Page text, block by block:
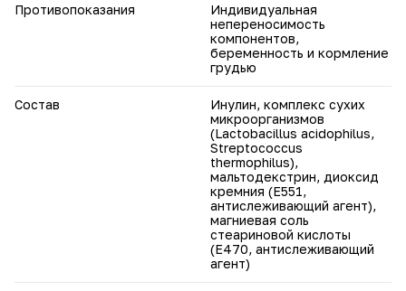
Противопоказания
Индивидуальная
непереносимость
компонентов,
беременность и кормление
грудью
Состав
Инулин, комплекс сухих
микроорганизмов
(Lactobacillus acidophilus,
Streptococcus
thermophilus),
мальтодекстрин, диоксид
кремния (Е551,
антислеживающий агент),
магниевая соль
стеариновой кислоты
(Е470, антислеживающий
агент)